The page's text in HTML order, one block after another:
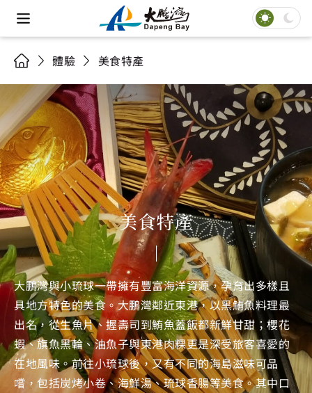
體驗 美食特產
美食特產
大鵬灣與小琉球一帶擁有豐富海洋資源，孕育出多樣且
具地方特色的美食。大鵬灣鄰近東港，以黑鮪魚料理最
出名，從生魚片、握壽司到鮪魚蓋飯都新鮮甘甜；櫻花
蝦、旗魚黑輪、油魚子與東港肉粿更是深受旅客喜愛的
在地風味。前往小琉球後，又有不同的海島滋味可品
嚐，包括炭烤小卷、海鮮湯、琉球香腸等美食。其中口